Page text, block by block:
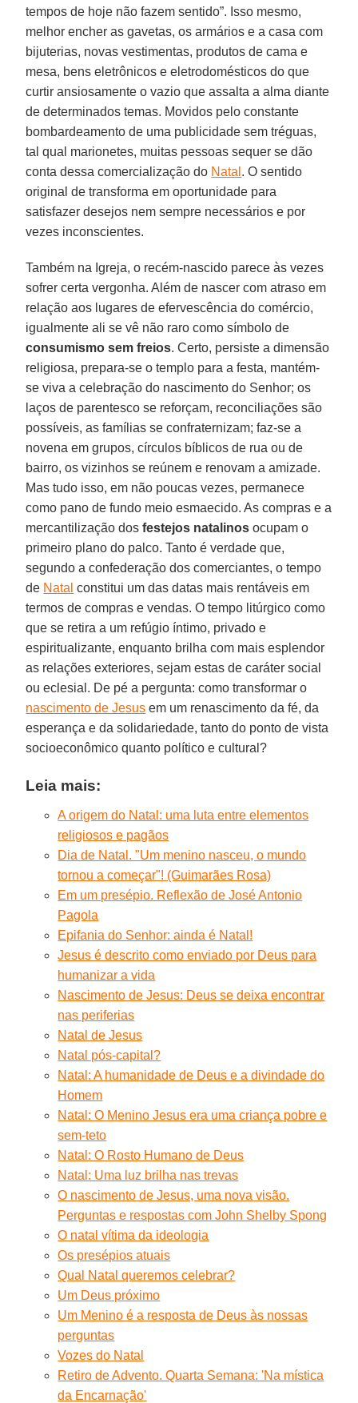
tempos de hoje não fazem sentido”. Isso mesmo,
melhor encher as gavetas, os armários e a casa com
bijuterias, novas vestimentas, produtos de cama e
mesa, bens eletrônicos e eletrodomésticos do que
curtir ansiosamente o vazio que assalta a alma diante
de determinados temas. Movidos pelo constante
bombardeamento de uma publicidade sem tréguas,
tal qual marionetes, muitas pessoas sequer se dão
conta dessa comercialização do Natal . O sentido
original de transforma em oportunidade para
satisfazer desejos nem sempre necessários e por
vezes inconscientes.
Também na Igreja, o recém-nascido parece às vezes
sofrer certa vergonha. Além de nascer com atraso em
relação aos lugares de efervescência do comércio,
igualmente ali se vê não raro como símbolo de
consumismo sem freios. Certo, persiste a dimensão
religiosa, prepara-se o templo para a festa, mantém-
se viva a celebração do nascimento do Senhor; os
laços de parentesco se reforçam, reconciliações são
possíveis, as famílias se confraternizam; faz-se a
novena em grupos, círculos bíblicos de rua ou de
bairro, os vizinhos se reúnem e renovam a amizade.
Mas tudo isso, em não poucas vezes, permanece
como pano de fundo meio esmaecido. As compras e a
mercantilização dosfestejos natalinos ocupam o
primeiro plano do palco. Tanto é verdade que,
segundo a confederação dos comerciantes, o tempo
de Natal constitui um das datas mais rentáveis em
termos de compras e vendas. O tempo litúrgico como
que se retira a um refúgio íntimo, privado e
espiritualizante, enquanto brilha com mais esplendor
as relações exteriores, sejam estas de caráter social
ou eclesial. De pé a pergunta: como transformar o
nascimento de Jesus em um renascimento da fé, da
esperança e da solidariedade, tanto do ponto de vista
socioeconômico quanto político e cultural?
Leia mais:
A origem do Natal: uma luta entre elementos
religiosos e pagãos
Dia de Natal. "Um menino nasceu, o mundo
tornou a começar"! (Guimarães Rosa)
Em um presépio. Reflexão de José Antonio
Pagola
Epifania do Senhor: ainda é Natal!
Jesus é descrito como enviado por Deus para
humanizar a vida
Nascimento de Jesus: Deus se deixa encontrar
nas periferias
Natal de Jesus
Natal pós-capital?
Natal: A humanidade de Deus e a divindade do
Homem
Natal: O Menino Jesus era uma criança pobre e
sem-teto
Natal: O Rosto Humano de Deus
Natal: Uma luz brilha nas trevas
O nascimento de Jesus, uma nova visão.
Perguntas e respostas com John Shelby Spong
O natal vítima da ideologia
Os presépios atuais
Qual Natal queremos celebrar?
Um Deus próximo
Um Menino é a resposta de Deus às nossas
perguntas
Vozes do Natal
Retiro de Advento. Quarta Semana: 'Na mística
da Encarnação'